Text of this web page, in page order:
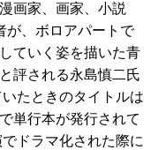
画家、画家、小説
、ボロアパートで
ていく姿を描いた青
評される永島慎二氏
たときのタイトルは
単行本が発行されて
ドラマ化された際に